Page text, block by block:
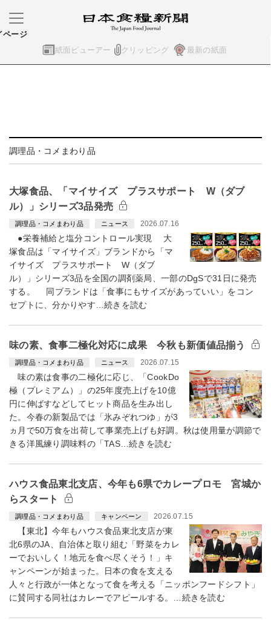
紙面ビューアー クリッピング 最新の紙面
ページ
調理品・コメまわり品
大塚食品、「マイサイズ プラスサポート W（ダブ
ル）」シリーズ3品発売
調理品・コメまわり品 ニュース 2026.07.16
●栄養補給と塩分コントロール実現 大
塚食品は「マイサイズ」ブランドから「マ
イサイズ プラスサポート W（ダブ
ル）」シリーズ3品を全国の調剤薬局、一部のDgSで31日に発売
する。 同ブランドは「食事にもサイズがあっていい」をコン
セプトに、分かりやす…続きを読む
味の素、食事二極化対応に成果 今秋も新価値品揃う
調理品・コメまわり品 ニュース 2026.07.15
味の素は食事の二極化に応じ、「CookDo
極（プレミアム）」の25年度売上げを10億
円に伸ばすなどしてヒット商品を生み出し
た。今春の新製品では「氷みぞれつゆ」が3
ヵ月で50万食を出荷して事業売上げも好調。秋は使用量が調節で
きる洋風練り調味料の「TAS…続きを読む
ハウス食品東北支店、今年も6県でカレープロモ 宮城か
らスタート
調理品・コメまわり品 キャンペーン 2026.07.15
【東北】今年もハウス食品東北支店が東
北6県のJA、自治体と取り組む「野菜をカレ
ーでおいしく！地元を食べ尽くそう！」キ
ャンペーンが始まった。日本の食を支える
人々と行政が一体となって食を考える「ニッポンフードシフト」
に賛同する同社はカレーでアピールする。…続きを読む